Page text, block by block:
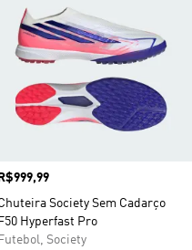
Preço
R$999,99
Society Sem Cadarço
F50 Hyperfast Pro
Futebol, Society